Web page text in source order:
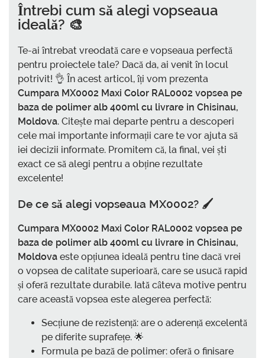
Întrebi cum să alegi vopseaua
ideală? 🎨
Te-ai întrebat vreodată care e vopseaua perfectă
pentru proiectele tale? Dacă da, ai venit în locul
potrivit! 👌 În acest articol, îți vom prezenta
Cumpara MX0002 Maxi Color RAL0002 vopsea pe
baza de polimer alb 400ml cu livrare in Chisinau,
Moldova. Citește mai departe pentru a descoperi
cele mai importante informații care te vor ajuta să
iei decizii informate. Promitem că, la final, vei ști
exact ce să alegi pentru a obține rezultate
excelente!
De ce să alegi vopseaua MX0002? 🖌️
Cumpara MX0002 Maxi Color RAL0002 vopsea pe
baza de polimer alb 400ml cu livrare in Chisinau,
Moldova este opțiunea ideală pentru tine dacă vrei
o vopsea de calitate superioară, care se usucă rapid
și oferă rezultate durabile. Iată câteva motive pentru
care această vopsea este alegerea perfectă:
Secțiune de rezistență: are o aderență excelentă
pe diferite suprafețe. 🌟
Formula pe bază de polimer: oferă o finisare